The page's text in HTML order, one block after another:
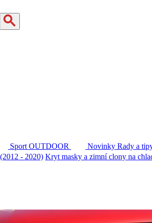
Sport OUTDOOR Novinky Rady a
- 2020) Kryt masky a zimní clony na